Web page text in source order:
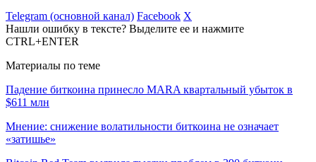
Telegram (основной канал) Facebook X
Нашли ошибку в тексте? Выделите ее и нажмите
CTRL+ENTER
Материалы по теме
Падение биткоина принесло MARA квартальный убыток в
$611 млн
Мнение: снижение волатильности биткоина не означает
«затишье»